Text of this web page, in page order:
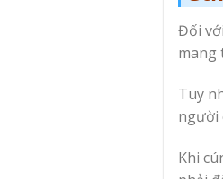
Đối
mang
Tuy
người
Khi